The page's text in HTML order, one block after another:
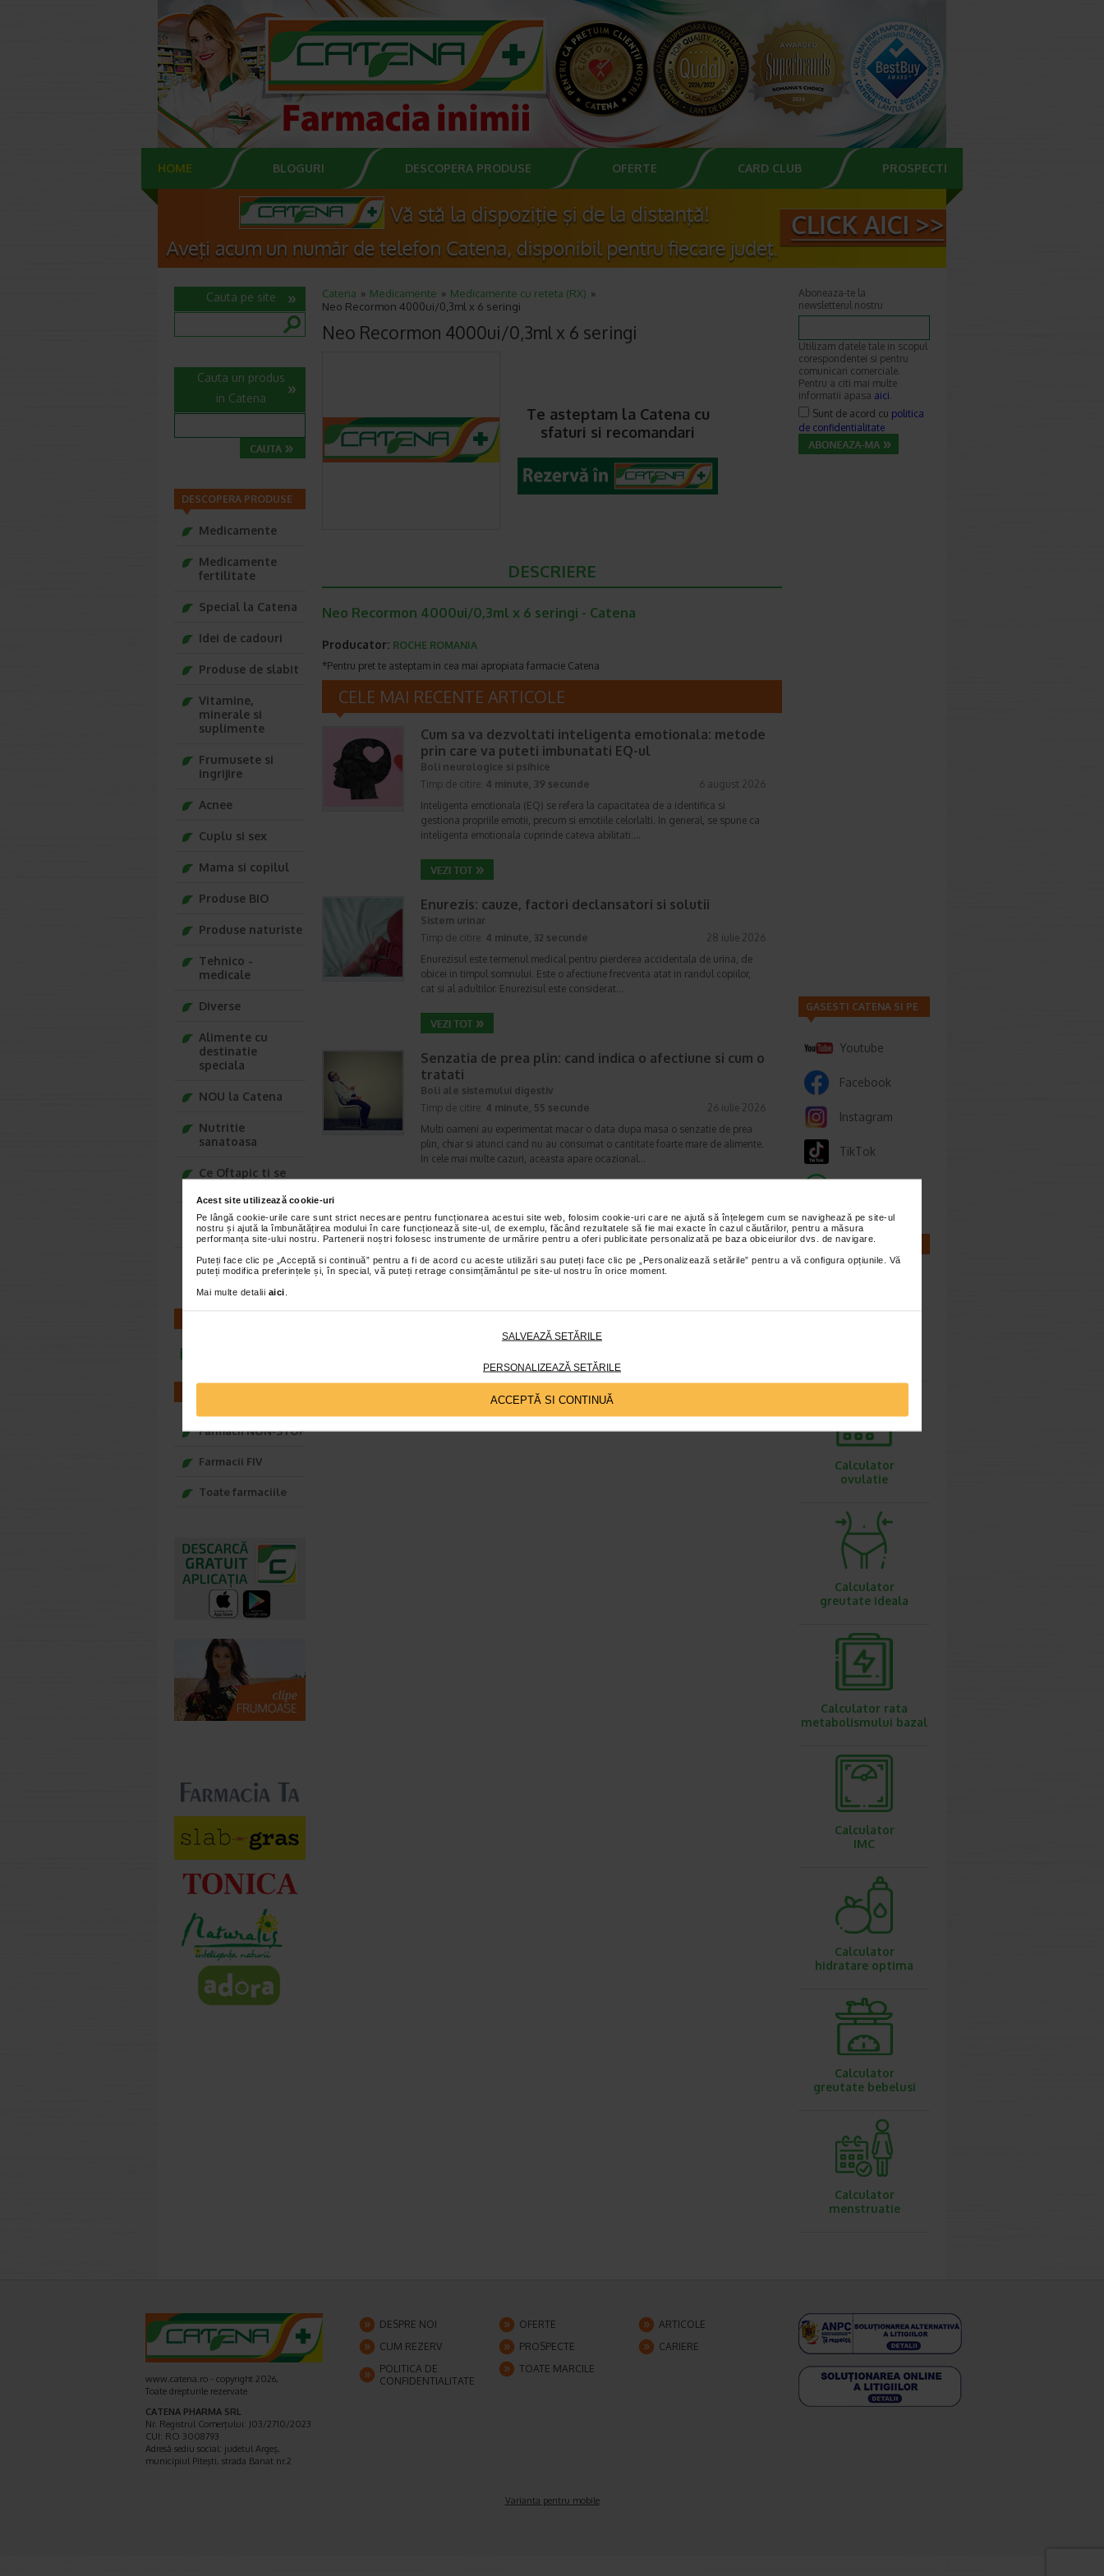
Acest site utilizează cookie-uri
Pe lângă cookie-urile care sunt strict necesare pentru funcționarea acestui site web, folosim cookie-uri care ne ajută să înțelegem cum se navighează pe site-ul
nostru și ajută la îmbunătățirea modului în care funcționează site-ul, de exemplu, făcând rezultatele să fie mai exacte în cazul căutărilor, pentru a măsura
performanța site-ului nostru. Partenerii noștri folosesc instrumente de urmărire pentru a oferi publicitate personalizată pe baza obiceiurilor dvs. de navigare.
Puteți face clic pe „Acceptă si continuă” pentru a fi de acord cu aceste utilizări sau puteți face clic pe „Personalizează setările” pentru a vă configura opțiunile. Vă
puteți modifica preferințele și, în special, vă puteți retrage consimțământul pe site-ul nostru în orice moment.
Mai multe detalii aici
SALVEAZĂ SETĂRILE
PERSONALIZEAZĂ SETĂRILE
ACCEPTĂ SI CONTINUĂ
HOME BLOGURI DESCOPERA PRODUSE OFERTE CARD CLUB PROSPECTE
Catena Medicamente
Medicamente cu reteta (RX)
Neo Recormon 4000ui/0,3ml x 6 seringi
Neo Recormon 4000ui/0,3ml x 6 seringi
Te asteptam la Catena cu
sfaturi si recomandari
DESCRIERE
Neo Recormon 4000ui/0,3ml x 6 seringi - Catena
Producator: ROCHE ROMANIA
*Pentru pret te asteptam in cea mai apropiata farmacie Catena
CELE MAI RECENTE ARTICOLE
Cum sa va dezvoltati inteligenta emotionala: metode
prin care va puteti imbunatati EQ-ul
Boli neurologice si psihice
Timp de citire: 4 minute, 39 secunde
6 august 2026
Inteligenta emotionala (EQ) se refera la capacitatea de a identifica si
gestiona propriile emotii, precum si emotiile celorlalti. In general, se spune ca
inteligenta emotionala cuprinde cateva abilitati:…
Enurezis: cauze, factori declansatori si solutii
Sistem urinar
Timp de citire: 4 minute, 32 secunde
28 iulie 2026
Enurezisul este termenul medical pentru pierderea accidentala de urina, de
obicei in timpul somnului. Este o afectiune frecventa atat in randul copiilor,
cat si al adultilor. Enurezisul este considerat…
Senzatia de prea plin: cand indica o afectiune si cum o
tratati
Boli ale sistemului digestiv
Timp de citire: 4 minute, 55 secunde
26 iulie 2026
Multi oameni au experimentat macar o data dupa masa o senzatie de prea
plin, chiar si atunci cand nu au consumat o cantitate foarte mare de alimente.
In cele mai multe cazuri, aceasta apare ocazional…
Totul despre meteorism: cauze, factori declansatori,
tratament si dieta
Boli ale sistemului digestiv
Timp de citire:6 minute, 3 secunde
confortul zilnic se numara si meteorismul,…
Cauta pe site
Cauta un produs
in Catena
DESCOPERA PRODUSE
Medicamente
Medicamente
fertilitate
Special la Catena
Idei de cadouri
Produse de slabit
Vitamine,
minerale si
suplimente
Frumusete si
ingrijire
Acnee
Cuplu si sex
Mama si copilul
Produse BIO
Produse naturiste
Tehnico -
medicale
Diverse
Alimente cu
destinatie
speciala
NOU la Catena
Nutritie
sanatoasa
Ce Oftapic ti se
Adora – Adorabili
din prima clipa
Seturi cadou
Baylis&Harding
Farmacii NON-STOP
Farmacii FIV
Toate farmaciile
Aboneaza-te la
newsletterul nostru
Utilizam datele tale in scopul
corespondentei si pentru
comunicari comerciale.
Pentru a citi mai multe
informatii apasa aici.
Sunt de acord cu politica
de confidentialitate
GASESTI CATENA SI PE
Youtube
Facebook
Instagram
TikTok
CALCULATOARE
Calculator
ovulatie
Calculator
greutate ideala
Calculator rata
metabolismului bazal
Calculator
IMC
Calculator
hidratare optima
Calculator
greutate bebelusi
Calculator
menstruatie
www.catena.ro - copyright 2026,
Toate drepturile rezervate
CATENA PHARMA SRL
Nr. Registrul Comerţului: J03/2710/2023
CUI: RO 3008793
Adresă sediu social: judetul Argeş,
municipiul Piteşti, strada Banat nr.2
DESPRE NOI OFERTE
ARTICOLE
CUM REZERV
PROSPECTE
CARIERE
POLITICA DE
CONFIDENTIALITATE
TOATE MARCILE
Varianta pentru mobile